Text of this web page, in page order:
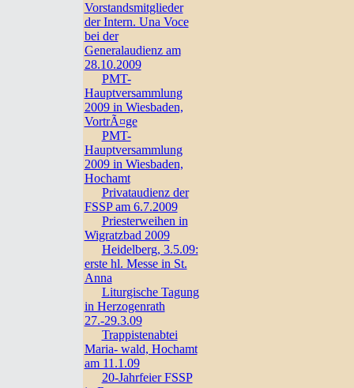
Vorstandsmitglieder
der Intern. Una Voce
bei der
Generalaudienz am
28.10.2009
PMT-
Hauptversammlung
2009 in Wiesbaden,
VortrÃ¤ge
PMT-
Hauptversammlung
2009 in Wiesbaden,
Hochamt
Privataudienz der
FSSP am 6.7.2009
Priesterweihen in
Wigratzbad 2009
Heidelberg, 3.5.09:
erste hl. Messe in St.
Anna
Liturgische Tagung
in Herzogenrath
27.-29.3.09
Trappistenabtei
Maria- wald, Hochamt
am 11.1.09
20-Jahrfeier FSSP